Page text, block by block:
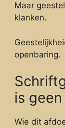
Maar
klanken.
openbaring.
is
Wie dit